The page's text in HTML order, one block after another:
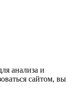
анализа и
сайтом, вы